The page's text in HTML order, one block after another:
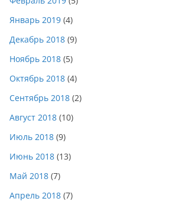
Январь 2019 (4)
Декабрь 2018 (9)
Ноябрь 2018 (5)
Октябрь 2018 (4)
Сентябрь 2018 (2)
Август 2018 (10)
Июль 2018 (9)
Июнь 2018 (13)
Май 2018 (7)
Апрель 2018 (7)